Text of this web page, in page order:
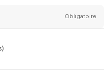
Obligatoire